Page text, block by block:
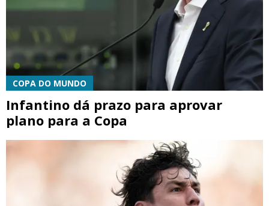
COPA DO MUNDO
Infantino dá prazo para aprovar
plano para a Copa